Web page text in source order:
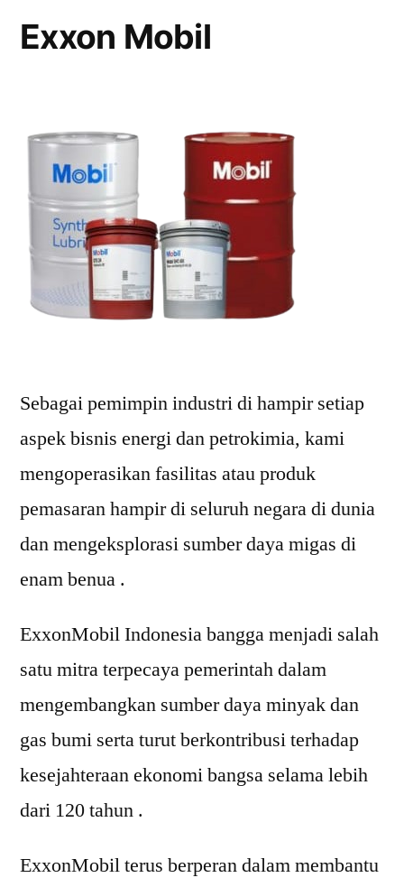
Exxon Mobil
Sebagai pemimpin industri di hampir setiap
aspek bisnis energi dan petrokimia, kami
mengoperasikan fasilitas atau produk
pemasaran hampir di seluruh negara di dunia
dan mengeksplorasi sumber daya migas di
enam benua .
ExxonMobil Indonesia bangga menjadi salah
satu mitra terpecaya pemerintah dalam
mengembangkan sumber daya minyak dan
gas bumi serta turut berkontribusi terhadap
kesejahteraan ekonomi bangsa selama lebih
dari 120 tahun .
ExxonMobil terus berperan dalam membantu